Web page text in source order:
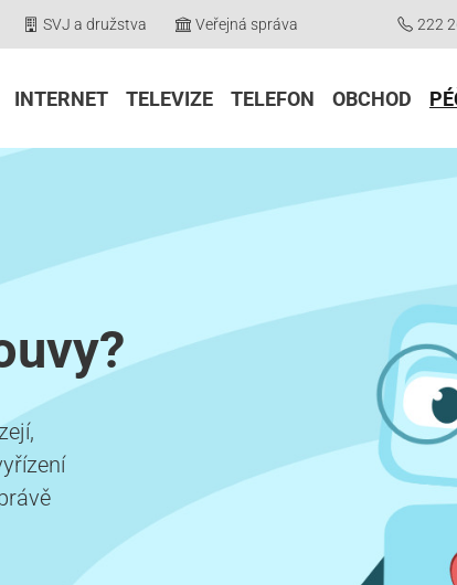
SVJ a družstva Veřejná správa 222
INTERNET TELEVIZE TELEFON OBCHOD